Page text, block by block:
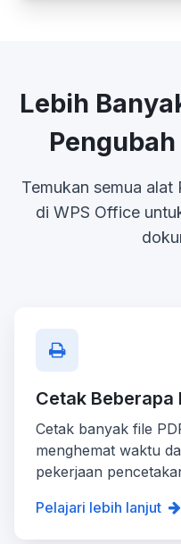
Lebih
Temukan semua
di WPS Office
Cetak Beberapa
Cetak banyak file
menghemat waktu
pekerjaan
Pelajari lebih lanjut